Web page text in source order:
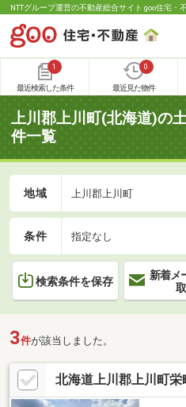
NTTグループ運営の不動産総合サイト goo住宅・
1
最近検索した条件
0
最近見た物件
上川郡上川町(北海道)の
件一覧
地域 上川郡上川町
条件 指定なし
検索条件を保存
新着メ
3件が該当しました。
北海道上川郡上川町栄